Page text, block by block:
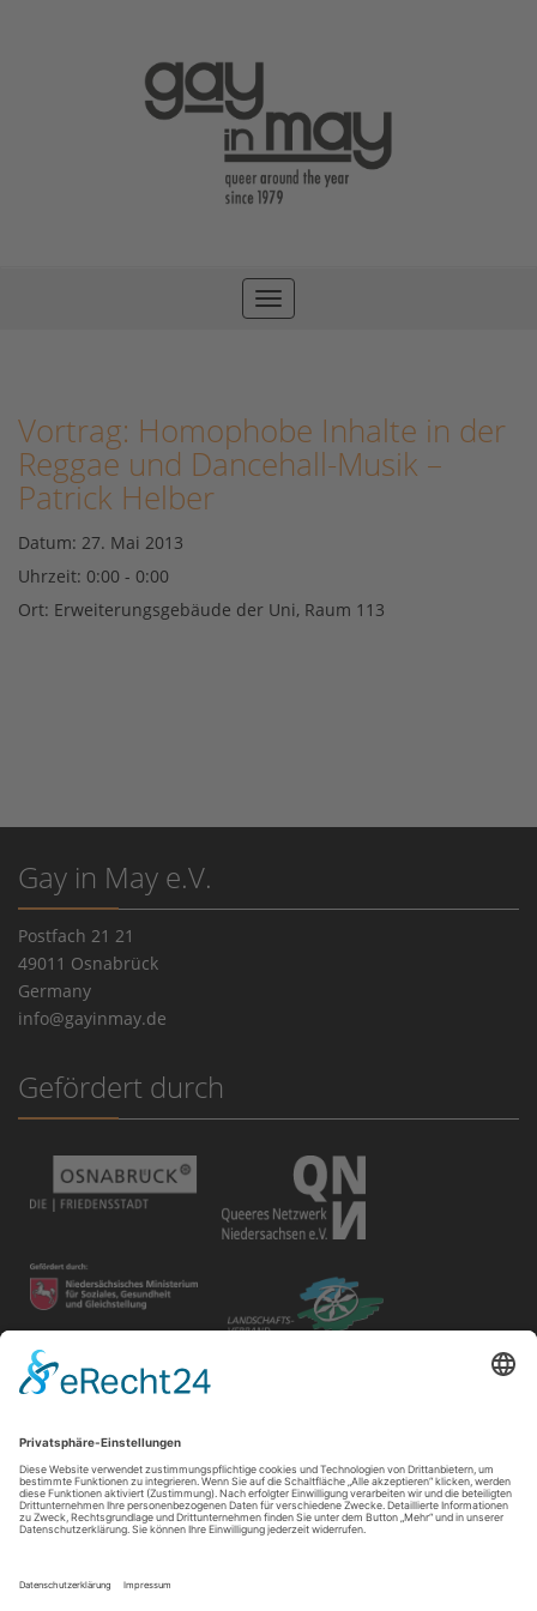
Toggle
Vortrag: Homophobe Inhalte in der
Reggae und Dancehall-Musik –
Patrick Helber
Datum: 27. Mai 2013
Uhrzeit: 0:00 - 0:00
Ort: Erweiterungsgebäude der Uni, Raum 113
Gay in May e.V.
Postfach 21 21
49011 Osnabrück
Germany
info@gayinmay.de
Gefördert durch
Disclaimer
Der Gay in May e.V. bietet unterschiedlichen Gruppen und
für ihre Inhalte tragen die Veranstalter*innen.